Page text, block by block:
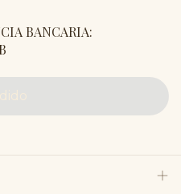
BANCARIA: